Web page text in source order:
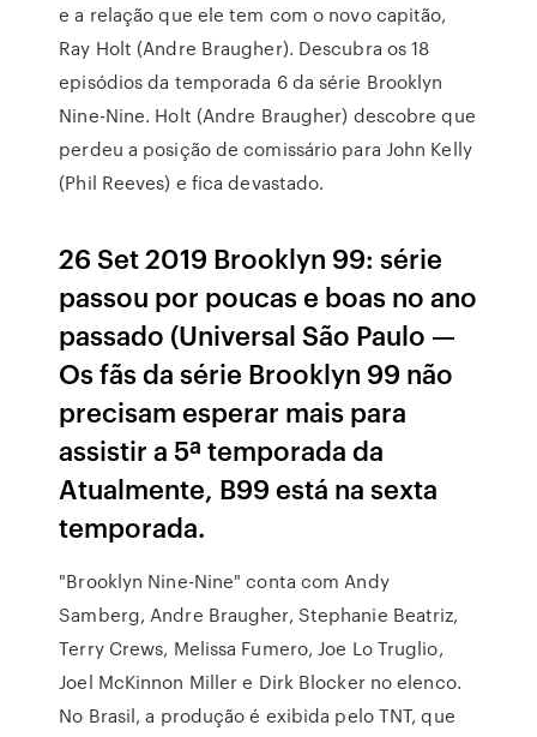
e a relação que ele tem com o novo capitão,
Ray Holt (Andre Braugher). Descubra os 18
episódios da temporada 6 da série Brooklyn
Nine-Nine. Holt (Andre Braugher) descobre que
perdeu a posição de comissário para John Kelly
(Phil Reeves) e fica devastado.
26 Set 2019 Brooklyn 99: série
passou por poucas e boas no ano
passado (Universal São Paulo —
Os fãs da série Brooklyn 99 não
precisam esperar mais para
assistir a 5ª temporada da
Atualmente, B99 está na sexta
temporada.
"Brooklyn Nine-Nine" conta com Andy
Samberg, Andre Braugher, Stephanie Beatriz,
Terry Crews, Melissa Fumero, Joe Lo Truglio,
Joel McKinnon Miller e Dirk Blocker no elenco.
No Brasil, a produção é exibida pelo TNT, que